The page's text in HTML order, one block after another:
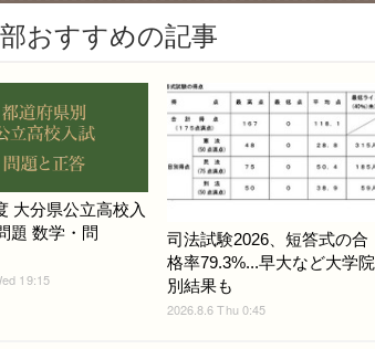
おすすめの記事
大分県公立高校入
題 数学・問
19:15
司法試験2026、短答式の合
格率79.3%...早大など大学院
別結果も
2026.8.6 Thu 0:45